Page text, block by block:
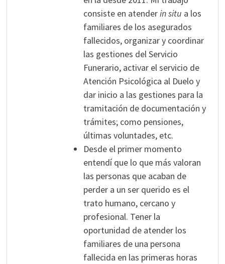
consiste en atenderin situ a los
familiares de los asegurados
fallecidos, organizar y coordinar
las gestiones del Servicio
Funerario, activar el servicio de
Atención Psicológica al Duelo y
dar inicio a las gestiones para la
tramitación de documentación y
trámites; como pensiones,
últimas voluntades, etc.
Desde el primer momento
entendí que lo que más valoran
las personas que acaban de
perder a un ser querido es el
trato humano, cercano y
profesional. Tener la
oportunidad de atender los
familiares de una persona
fallecida en las primeras horas